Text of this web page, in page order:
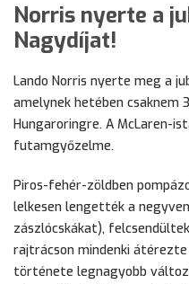
Norris nyerte a
Nagydíjat!
Lando Norris nyerte meg a
amelynek hetében
Hungaroringre. A McLaren-
futamgyőzelme.
Piros-fehér-zöldben
lelkesen lengették a
zászlócskákat),
rajtrácson mindenki
története legnagyobb